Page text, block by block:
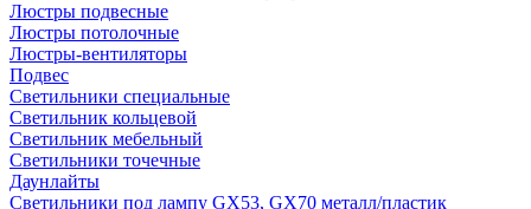
Люстры подвесные
Люстры потолочные
Люстры-вентиляторы
Подвес
Светильники специальные
Светильник кольцевой
Светильник мебельный
Светильники точечные
Даунлайты
Светильники под лампу GX53, GX70 металл/пластик